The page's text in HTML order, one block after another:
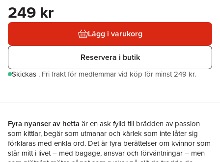
249 kr
Lägg i varukorg
Reservera i butik
Skickas . Fri frakt för medlemmar vid köp för minst 249 kr.
Fyra nyanser av hetta är en ask fylld till brädden av passion
som kittlar, begär som utmanar och kärlek som inte låter sig
förklaras med enkla ord. Det är fyra berättelser om kvinnor som
står mitt i livet – med bagage, ansvar och förväntningar – men